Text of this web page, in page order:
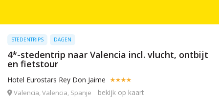
STEDENTRIPS DAGEN
4*-stedentrip naar Valencia incl. vlucht, ontbijt
en fietstour
Hotel Eurostars Rey Don Jaime
Valencia, Valencia, Spanje bekijk op kaart